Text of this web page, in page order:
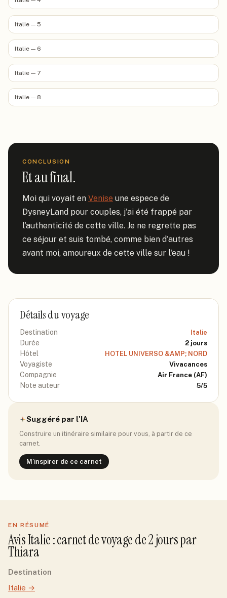
Italie — 5
Italie — 6
Italie — 7
Italie — 8
CONCLUSION
Et au final.
Moi qui voyait en Venise une espece de
DysneyLand pour couples, j'ai été frappé par
l'authenticité de cette ville. Je ne regrette pas
ce séjour et suis tombé, comme bien d'autres
avant moi, amoureux de cette ville sur l'eau !
Détails du voyage
Destination Italie
Durée 2 jours
Hôtel HOTEL UNIVERSO &AMP; NORD
Voyagiste Vivacances
Compagnie Air France (AF)
Note auteur 5/5
Suggéré par l'IA
Construire un itinéraire similaire pour vous, à partir de ce
carnet.
M'inspirer de ce carnet
EN RÉSUMÉ
AvisItalie: carnet de voyage de2jourspar
Thiara
Destination
Italie →